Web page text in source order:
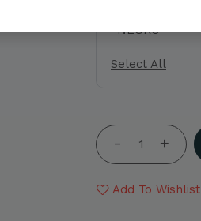
NEGRO
Select All
Add To Wishlist